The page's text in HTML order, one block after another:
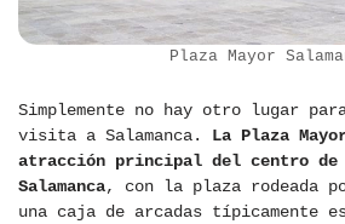
Plaza Mayor
Simplemente no hay otro lugar
visita a Salamanca. La Plaza
atracción principal del centro de
Salamanca, con la plaza rodeada
una caja de arcadas típicamente